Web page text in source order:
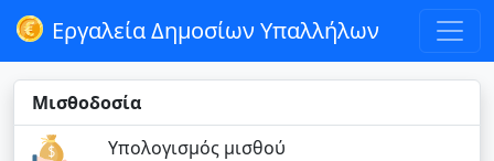
Εργαλεία Δημοσίων Υπαλλήλων
Μισθοδοσία
Υπολογισμός μισθού